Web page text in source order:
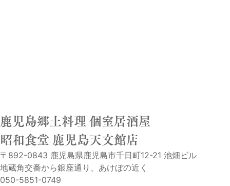
鹿児島郷土料理 個室居酒屋
昭和食堂 鹿児島天文館店
〒892-0843 鹿児島県鹿児島市千日町12-21 池畑ビル
地蔵角交番から銀座通り、あけぼの近く
050-5851-0749